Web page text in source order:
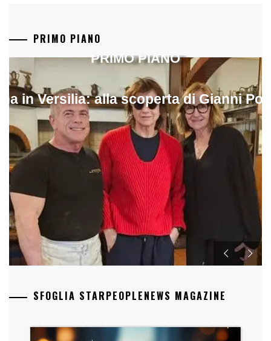
PRIMO PIANO
in Versilia: alla scoperta di Gianni
PRIMO PIANO
SFOGLIA STARPEOPLENEWS MAGAZINE